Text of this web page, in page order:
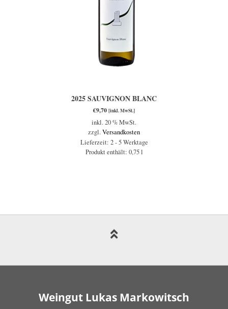
2025 SAUVIGNON BLANC
€9,70 [inkl. MwSt.]
inkl. 20 % MwSt.
zzgl.Versandkosten
Lieferzeit: 2 - 5 Werktage
Produkt enthält: 0,75l
Weingut Lukas Markowitsch